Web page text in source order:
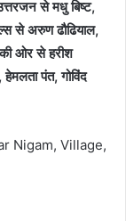
से मधु बिष्ट,
से अरुण ढौढियाल,
ओर से हरीश
पंत, गोविंद
Nigam, Village,